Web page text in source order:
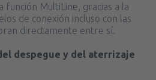
función MultiLine, gracias a la
de conexión incluso con las
directamente entre sí.
despegue y del aterrizaje